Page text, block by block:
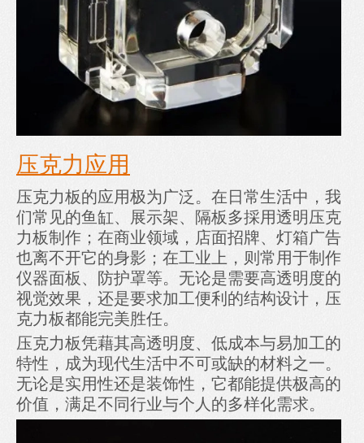
压克力应用
压克力板的应用极为广泛。在日常生活中，我
们常见的鱼缸、展示架、隔板多採用透明压克
力板制作；在商业领域，店面招牌、灯箱广告
也离不开它的身影；在工业上，则常用于制作
仪器面板、防护罩等。无论是需要高透明度的
视觉效果，还是要求加工便利的结构设计，压
克力板都能完美胜任。
压克力板凭藉其高透明度、低成本与易加工的
特性，成为现代生活中不可或缺的材料之一。
无论是实用性还是装饰性，它都能提供极高的
价值，满足不同行业与个人的多样化需求。